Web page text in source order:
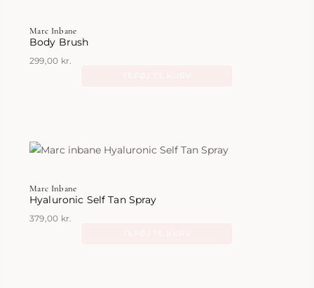
Marc Inbane
Body Brush
299,00 kr.
Marc Inbane
Hyaluronic Self Tan Spray
379,00 kr.